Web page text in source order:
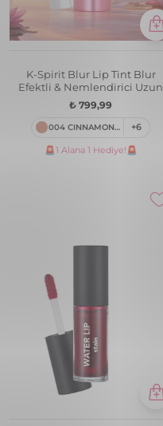
K-Spirit Blur Lip Tint Blur
Efektli & Nemlendirici Uzun
Süre Kalıcı Ruj
₺ 799,99
004 CINNAMON VEIL +6
🚨1 Alana 1 Hediye!🚨